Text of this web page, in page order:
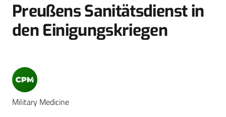
Preußens Sanitätsdienst in
den Einigungskriegen
Military Medicine